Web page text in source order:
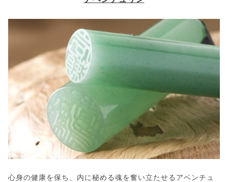
心身の健康を保ち、内に秘める魂を奮い立たせるアベンチュ